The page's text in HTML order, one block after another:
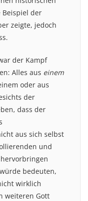
Beispiel der
zeigte, jedoch
der Kampf
Alles aus einem
oder aus
der
dass der
aus sich selbst
und
bedeuten,
wirklich
weiteren Gott